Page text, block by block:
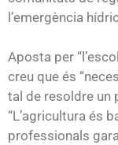
l’emergència
Aposta per
creu que és
tal de resoldre un
“L’agricultura és
professionals